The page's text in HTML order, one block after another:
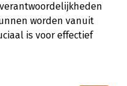
worden vanuit
is voor effectief